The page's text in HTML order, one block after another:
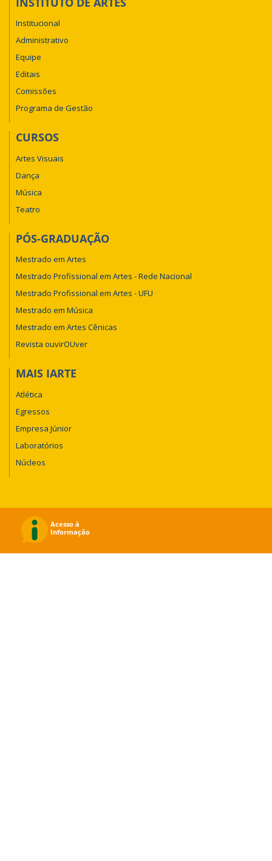
Institucional
Administrativo
Equipe
Editais
Comissões
Programa de Gestão
CURSOS
Artes Visuais
Dança
Música
Teatro
PÓS-GRADUAÇÃO
Mestrado em Artes
Mestrado Profissional em Artes - Rede Nacional
Mestrado Profissional em Artes - UFU
Mestrado em Música
Mestrado em Artes Cênicas
Revista ouvirOUver
MAIS IARTE
Atlética
Egressos
Empresa Júnior
Laboratórios
Núcleos